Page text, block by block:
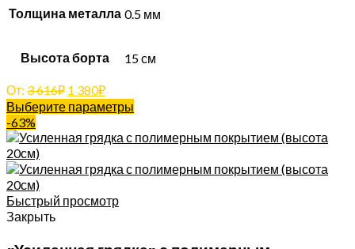
Толщина металла 0.5 мм
Высота борта 15 см
От: 3 616₽ 1 380₽
Выберите параметры
-63%
Быстрый просмотр
Закрыть